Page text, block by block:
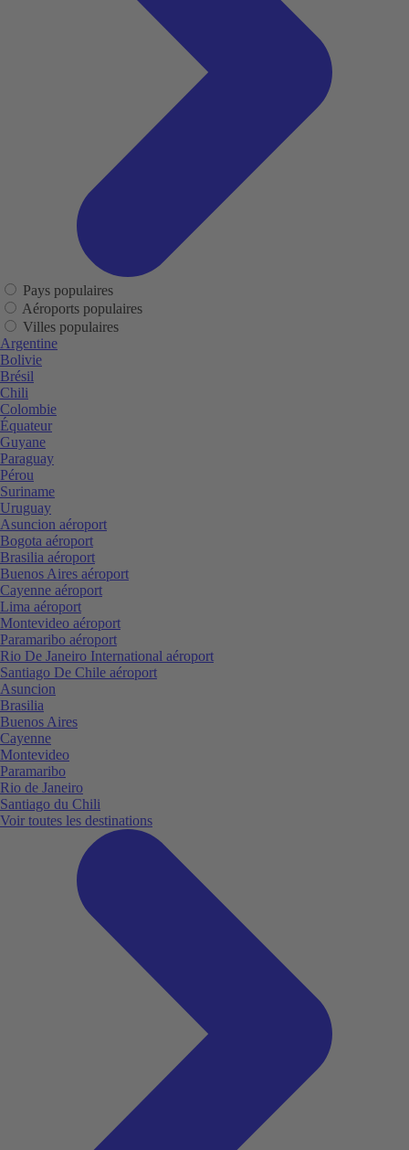
Pays populaires
Aéroports populaires
Villes populaires
Argentine
Bolivie
Brésil
Chili
Colombie
Équateur
Guyane
Paraguay
Pérou
Suriname
Uruguay
Asuncion aéroport
Bogota aéroport
Brasilia aéroport
Buenos Aires aéroport
Cayenne aéroport
Lima aéroport
Montevideo aéroport
Paramaribo aéroport
Rio De Janeiro International aéroport
Santiago De Chile aéroport
Asuncion
Brasilia
Buenos Aires
Cayenne
Montevideo
Paramaribo
Rio de Janeiro
Santiago du Chili
Voir toutes les destinations